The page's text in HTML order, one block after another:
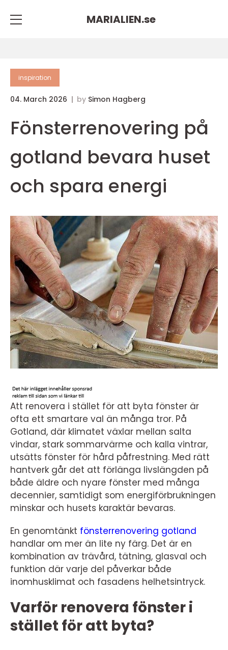
MARIALIEN.se
inspiration
04. March 2026 by Simon Hagberg
Fönsterrenovering på
gotland bevara huset
och spara energi
Att renovera i stället för att byta fönster är
ofta ett smartare val än många tror. På
Gotland, där klimatet växlar mellan salta
vindar, stark sommarvärme och kalla vintrar,
utsätts fönster för hård påfrestning. Med rätt
hantverk går det att förlänga livslängden på
både äldre och nyare fönster med många
decennier, samtidigt som energiförbrukningen
minskar och husets karaktär bevaras.
En genomtänkt fönsterrenovering gotland
handlar om mer än lite ny färg. Det är en
kombination av trävård, tätning, glasval och
funktion där varje del påverkar både
inomhusklimat och fasadens helhetsintryck.
Varför renovera fönster i
stället för att byta?